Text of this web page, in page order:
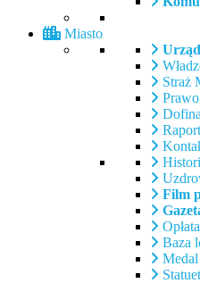
Miasto
Straż
Film
Baza
Medal